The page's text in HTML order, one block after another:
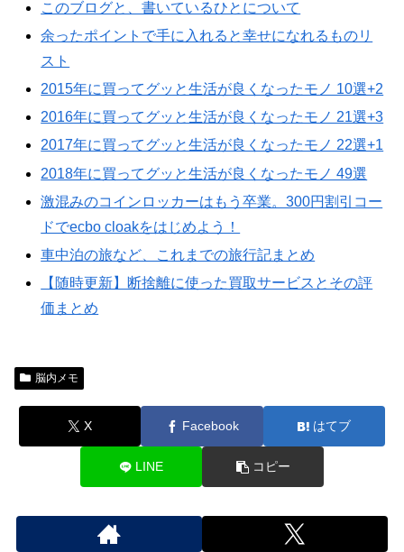
このブログと、書いているひとについて
余ったポイントで手に入れると幸せになれるものリ
スト
2015年に買ってグッと生活が良くなったモノ 10選+2
2016年に買ってグッと生活が良くなったモノ 21選+3
2017年に買ってグッと生活が良くなったモノ 22選+1
2018年に買ってグッと生活が良くなったモノ 49選
激混みのコインロッカーはもう卒業。300円割引コー
ドでecbo cloakをはじめよう！
車中泊の旅など、これまでの旅行記まとめ
【随時更新】断捨離に使った買取サービスとその評
価まとめ
脳内メモ
X Facebook はてブ
LINE コピー